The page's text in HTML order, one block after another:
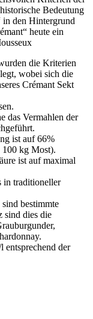
Bedeutung
in den Hintergrund
heute ein
die Kriterien
wobei sich die
Crémant Sekt
das Vermahlen der
ist auf 66%
100 kg Most).
ist auf maximal
in traditioneller
bestimmte
sind dies die
entsprechend der